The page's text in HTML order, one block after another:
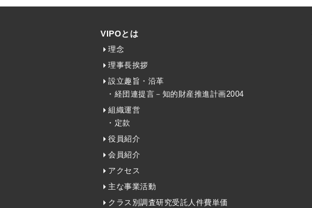
VIPOとは
理念
理事長挨拶
設立趣旨・沿革
・経団連提言－知的財産推進計画2004
組織運営
・定款
役員紹介
会員紹介
アクセス
主な事業活動
クラス別調査研究受託人件費単価